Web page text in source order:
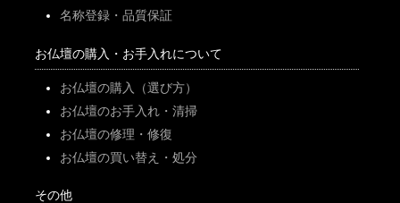
名称登録・品質保証
お仏壇の購入・お手入れについて
お仏壇の購入（選び方）
お仏壇のお手入れ・清掃
お仏壇の修理・修復
お仏壇の買い替え・処分
その他